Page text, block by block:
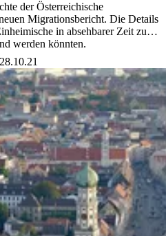
der Österreichische
Migrationsbericht. Die Details
in absehbarer Zeit zu
werden könnten.
28.10.21